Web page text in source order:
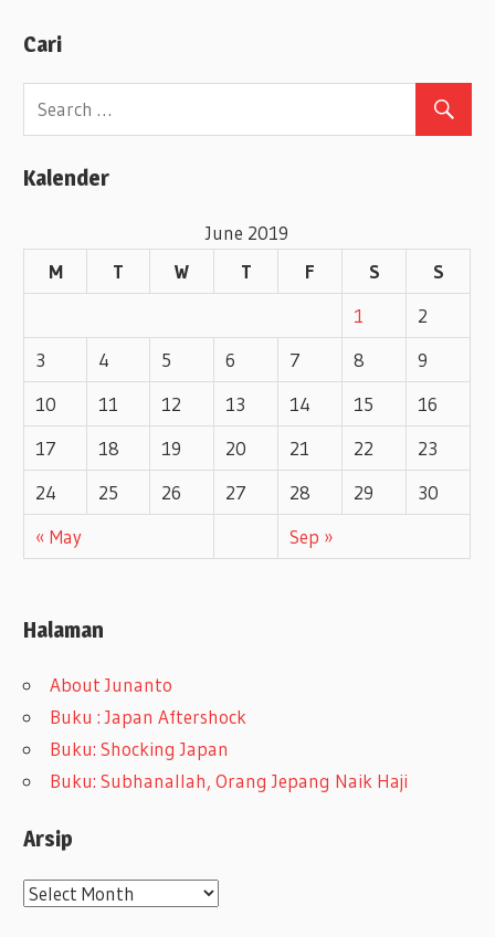
t
e
r
Cari
Kalender
June 2019
M
T W T F S S
« May Sep »
1
2
3
4 5 6 7 8
9
10
11 12 13 14 15
16
17
18 19 20 21 22
23
24
25 26 27 28 29 30
Halaman
About Junanto
Buku : Japan Aftershock
Buku: Shocking Japan
Buku: Subhanallah, Orang Jepang Naik Haji
Arsip
A